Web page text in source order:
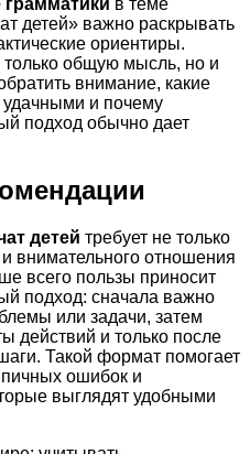
грамматики в теме
детей» важно раскрывать
ориентиры.
только общую мысль, но и
внимание, какие
и почему
подход обычно дает
детей требует не только
внимательного отношения
всего пользы приносит
подход: сначала важно
или задачи, затем
действий и только после
Такой формат помогает
ошибок и
выглядят удобными